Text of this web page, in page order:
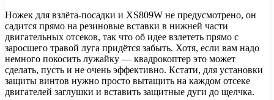
Ножек для взлёта-посадки и XS809W не предусмотрено, он
садится прямо на резиновые вставки в нижней части
двигательных отсеков, так что об идее взлететь прямо с
заросшего травой луга придётся забыть. Хотя, если вам надо
немного покосить лужайку — квадрокоптер это может
сделать, пусть и не очень эффективно. Кстати, для установки
защиты винтов нужно просто вытащить на каждом отсеке
двигателей заглушки и вставить защитные дуги до щелчка.